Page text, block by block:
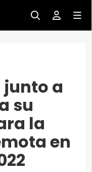
junto a
su
la
en